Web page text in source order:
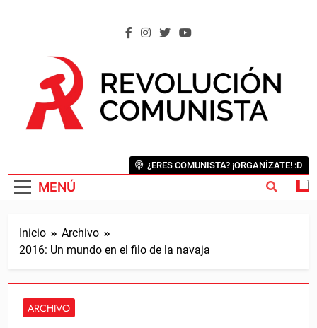
MENÚ
¿ERES COMUNISTA? ¡ORGANÍZATE! :D
Inicio
Archivo
2016: Un mundo en el filo de la navaja
ARCHIVO